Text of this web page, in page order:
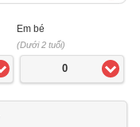
Em bé
(Dưới 2 tuổi)
0